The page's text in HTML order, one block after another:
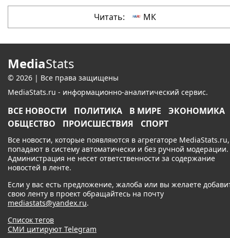
Читать: МК
MediaStats
© 2026 | Все права защищены
MediaStats.ru - информационно-аналитический сервис.
ВСЕ НОВОСТИ ПОЛИТИКА В МИРЕ
ЭКОНОМИКА
ОБЩЕСТВО
ПРОИСШЕСТВИЯ СПОРТ
Все новости, которые появляются в агрегаторе MediaStats.ru,
попадают в систему автоматически и без ручной модерации.
Администрация не несет ответственности за содержание
новостей в ленте.
Если у вас есть предложение, жалоба или вы желаете
свою ленту в проект обращайтесь на почту
mediastats@yandex.ru.
Список тегов
СМИ цитируют Telegram